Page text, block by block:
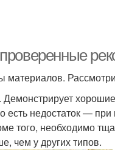
есть недостаток —
того, необходимо
чем у других типов.